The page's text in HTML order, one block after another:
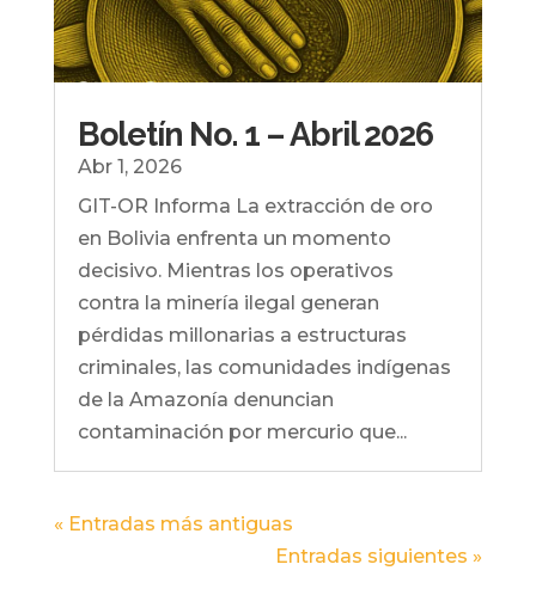
Boletín No. 1 – Abril 2026
Abr 1, 2026
GIT-OR Informa La extracción de oro
en Bolivia enfrenta un momento
decisivo. Mientras los operativos
contra la minería ilegal generan
pérdidas millonarias a estructuras
criminales, las comunidades indígenas
de la Amazonía denuncian
contaminación por mercurio que...
« Entradas más antiguas
Entradas siguientes »